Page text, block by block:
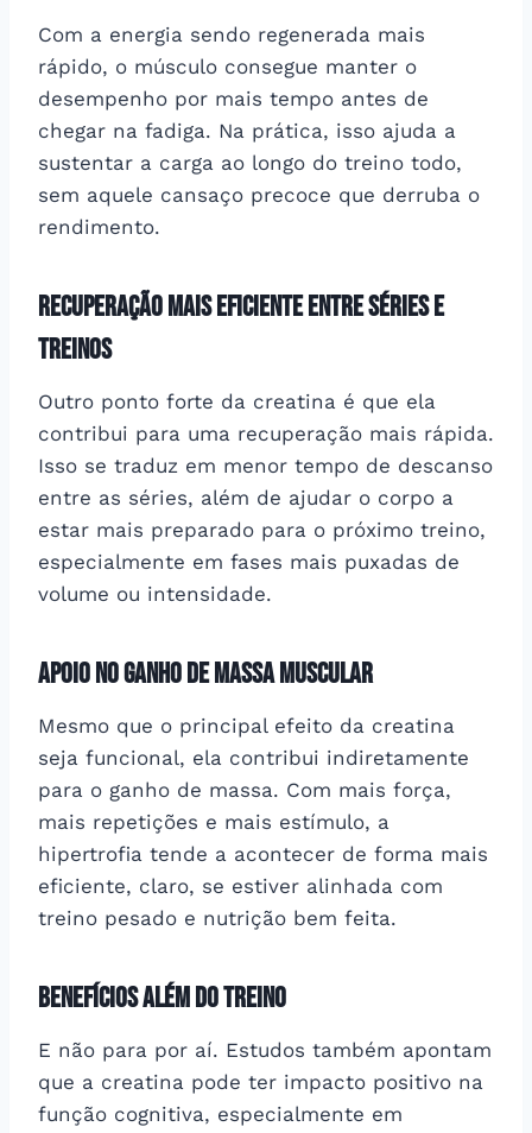
Com a energia sendo regenerada mais
rápido, o músculo consegue manter o
desempenho por mais tempo antes de
chegar na fadiga. Na prática, isso ajuda a
sustentar a carga ao longo do treino todo,
sem aquele cansaço precoce que derruba o
rendimento.
Recuperação mais eficiente entre séries e
treinos
Outro ponto forte da creatina é que ela
contribui para uma recuperação mais rápida.
Isso se traduz em menor tempo de descanso
entre as séries, além de ajudar o corpo a
estar mais preparado para o próximo treino,
especialmente em fases mais puxadas de
volume ou intensidade.
Apoio no ganho de massa muscular
Mesmo que o principal efeito da creatina
seja funcional, ela contribui indiretamente
para o ganho de massa. Com mais força,
mais repetições e mais estímulo, a
hipertrofia tende a acontecer de forma mais
eficiente, claro, se estiver alinhada com
treino pesado e nutrição bem feita.
Benefícios além do treino
E não para por aí. Estudos também apontam
que a creatina pode ter impacto positivo na
função cognitiva, especialmente em